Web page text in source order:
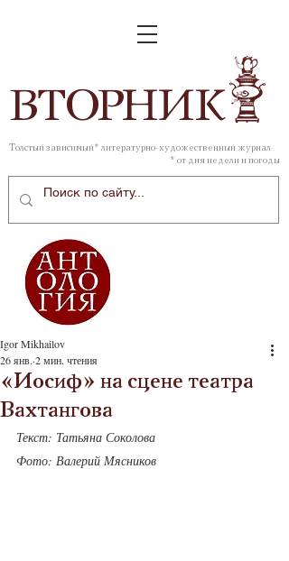
ВТОРНИК
Толстый зависимый* литературно-художественный журнал
* от дня недели и погоды
«Иосиф» на сцене театра
Вахтангова
Igor Mikhailov
26 янв. 2 мин. чтения
Текст: Татьяна Соколова
Фото: Валерий Мясников